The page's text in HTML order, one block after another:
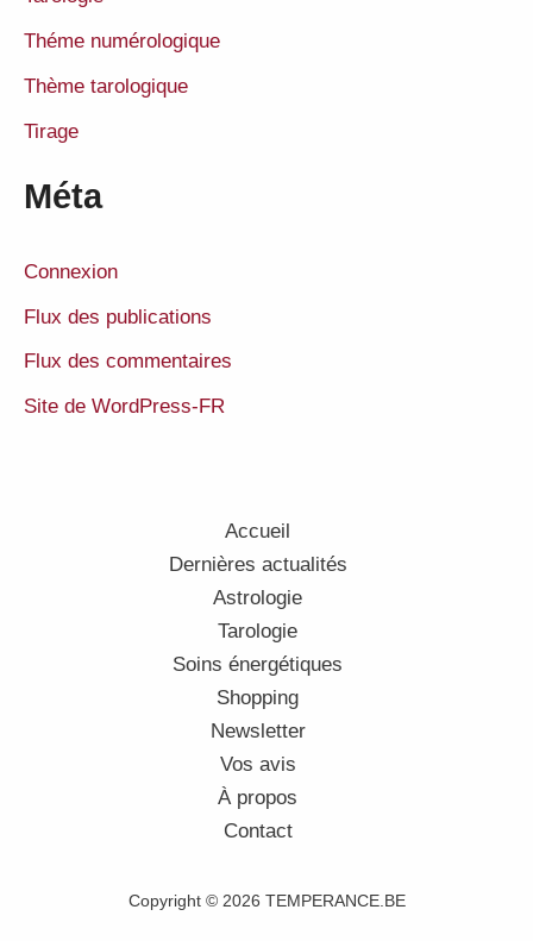
Théme numérologique
Thème tarologique
Tirage
Méta
Connexion
Flux des publications
Flux des commentaires
Site de WordPress-FR
Accueil
Dernières actualités
Astrologie
Tarologie
Soins énergétiques
Shopping
Newsletter
Vos avis
À propos
Contact
Copyright © 2026 TEMPERANCE.BE